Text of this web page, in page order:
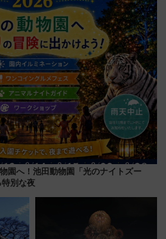
スも
杯……工場直送生ビールや島グ
ルメが美味い
園へ！池田動物園「光のナイトズー
別な夜